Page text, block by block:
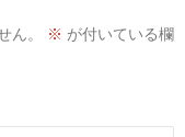
ん。 ※ が付いている欄